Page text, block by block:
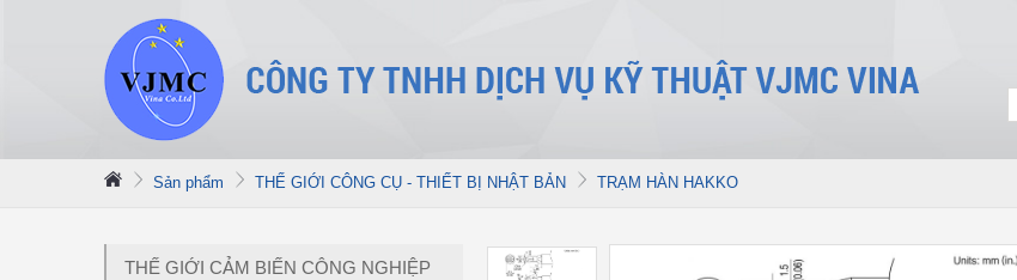
Sản phẩm THẾ GIỚI CÔNG CỤ - THIẾT BỊ NHẬT BẢN TRẠM HÀN HAKKO
THẾ GIỚI CẢM BIẾN CÔNG NGHIỆP